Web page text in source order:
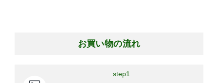
お買い物の流れ
step1